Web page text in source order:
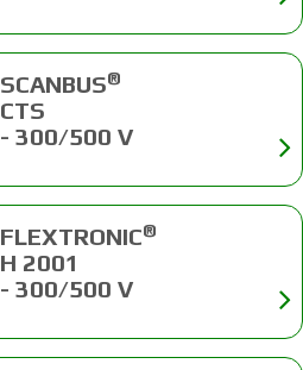
SCANBUS®
CTS
- 300/500 V
FLEXTRONIC®
H 2001
- 300/500 V